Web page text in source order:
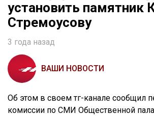
установить памятник
Стремоусову
3 года назад
ВАШИ НОВОСТИ
Об этом в своем тг-канале сообщил
комиссии по СМИ Общественной